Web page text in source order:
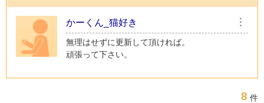
かーくん_猫好き ︙
無理はせずに更新して頂ければ。
頑張って下さい。
8 件